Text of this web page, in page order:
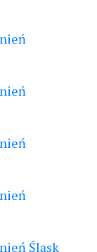
Śląsk